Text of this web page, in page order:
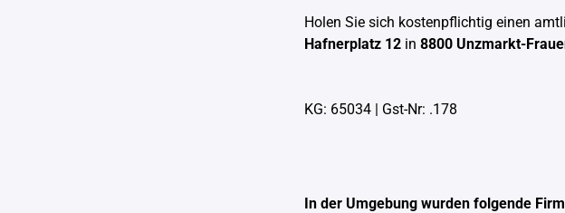
Holen Sie sich kostenpflichtig einen
Hafnerplatz 12 in 8800 Unzmarkt-
KG: 65034 | Gst-Nr: .178
In der Umgebung wurden folgende